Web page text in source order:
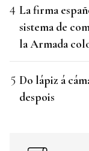
La firma
sistema de
la Armada
Do lápiz á
despois